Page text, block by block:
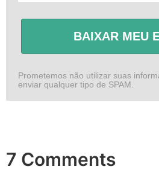
BAIXAR MEU
Prometemos não utilizar suas
enviar qualquer tipo de SPAM.
7 Comments